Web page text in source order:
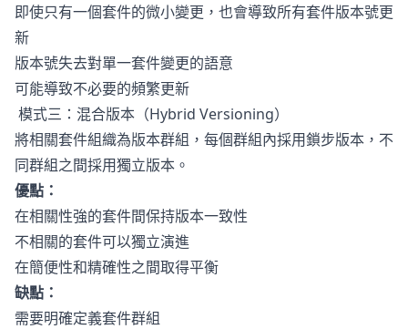
即使只有一個套件的微小變更，也會導致所有套件版本號更
新
版本號失去對單一套件變更的語意
可能導致不必要的頻繁更新
模式三：混合版本（Hybrid Versioning）
將相關套件組織為版本群組，每個群組內採用鎖步版本，不
同群組之間採用獨立版本。
優點：
在相關性強的套件間保持版本一致性
不相關的套件可以獨立演進
在簡便性和精確性之間取得平衡
缺點：
需要明確定義套件群組